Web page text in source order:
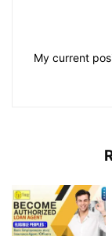
My current